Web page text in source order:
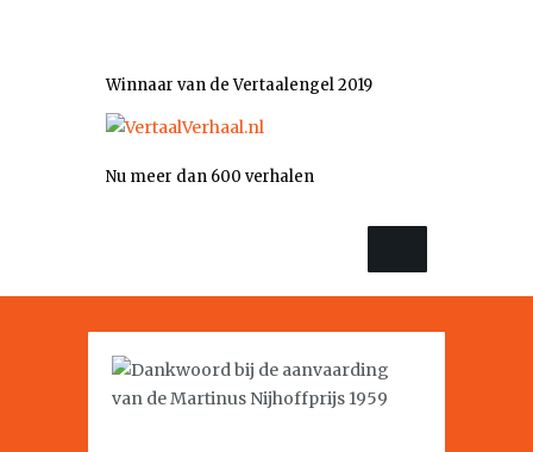
Winnaar van de Vertaalengel 2019
Nu meer dan 600 verhalen